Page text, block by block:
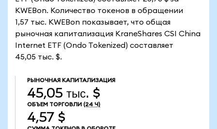
KWEBon. Количество токенов в обращении
1,57 тыс. KWEBon показывает, что общая
рыночная капитализация KraneShares CSI China
Internet ETF (Ondo Tokenized) составляет
45,05 тыс. $.
РЫНОЧНАЯ КАПИТАЛИЗАЦИЯ
45,05 тыс. $
ОБЪЕМ ТОРГОВЛИ (24 Ч)
4,57 $